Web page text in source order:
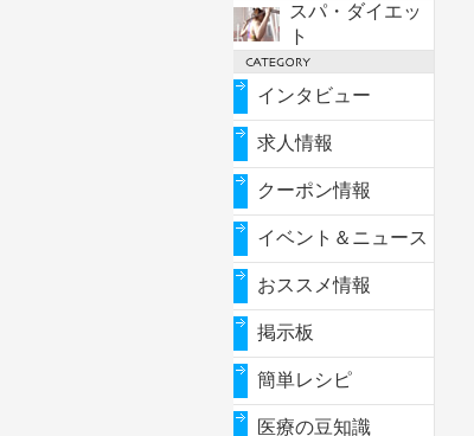
スパ・ダイエッ
ト
インタビュー
求人情報
クーポン情報
イベント＆ニュース
おススメ情報
掲示板
簡単レシピ
医療の豆知識